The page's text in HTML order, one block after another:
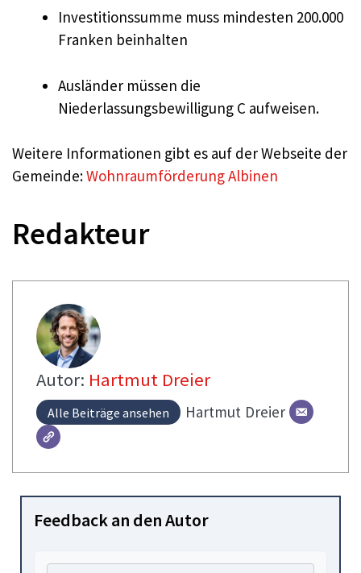
Investitionssumme muss mindesten 200.000
Franken beinhalten
Ausländer müssen die
Niederlassungsbewilligung C aufweisen.
Weitere Informationen gibt es auf der Webseite der
Gemeinde:Wohnraumförderung Albinen
Redakteur
Autor: Hartmut Dreier
Alle Beiträge ansehen Hartmut Dreier
Feedback an den Autor